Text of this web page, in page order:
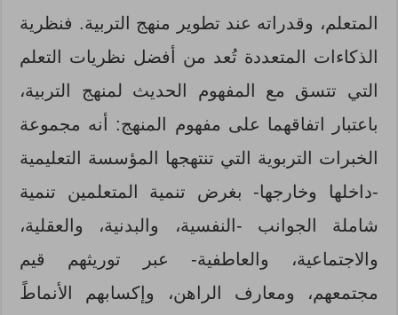
المتعلم، وقدراته عند تطوير منهج التربية. فنظرية
الذكاءات المتعددة تُعد من أفضل نظريات التعلم
التي تتسق مع المفهوم الحديث لمنهج التربية،
باعتبار اتفاقهما على مفهوم المنهج: أنه مجموعة
الخبرات التربوية التي تنتهجها المؤسسة التعليمية
-داخلها وخارجها- بغرض تنمية المتعلمين تنمية
شاملة الجوانب -النفسية، والبدنية، والعقلية،
والاجتماعية، والعاطفية- عبر توريثهم قيم
مجتمعهم، ومعارف الراهن، وإكسابهم الأنماطً